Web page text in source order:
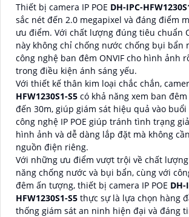
Thiết bị camera IP POE DH-IPC-
sắc nét đến 2.0 megapixel và đáng điểm
ưu điểm. Với chất lượng đúng tiêu chuẩn
này không chỉ chống nước chống bụi bẩn
công nghệ ban đêm ONVIF cho hình ảnh
trong điều kiện ánh sáng yếu.
Với thiết kế thân kim loại chắc chắn,
HFW1230S1-S5 có khả năng xem ban
đến 30m, giúp giám sát hiệu quả vào
công nghệ IP POE giúp tránh tình trạng
hình ảnh và dễ dàng lắp đặt mà không
nguồn điện riêng.
Với những ưu điểm vượt trội về chất
năng chống nước và bụi bẩn, cùng với
đêm ấn tượng, thiết bị camera IP POE DH-
HFW1230S1-S5 thực sự là lựa chọn hàng
thống giám sát an ninh hiện đại và đáng